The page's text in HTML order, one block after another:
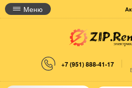
Меню
+7 (951) 888-41-17